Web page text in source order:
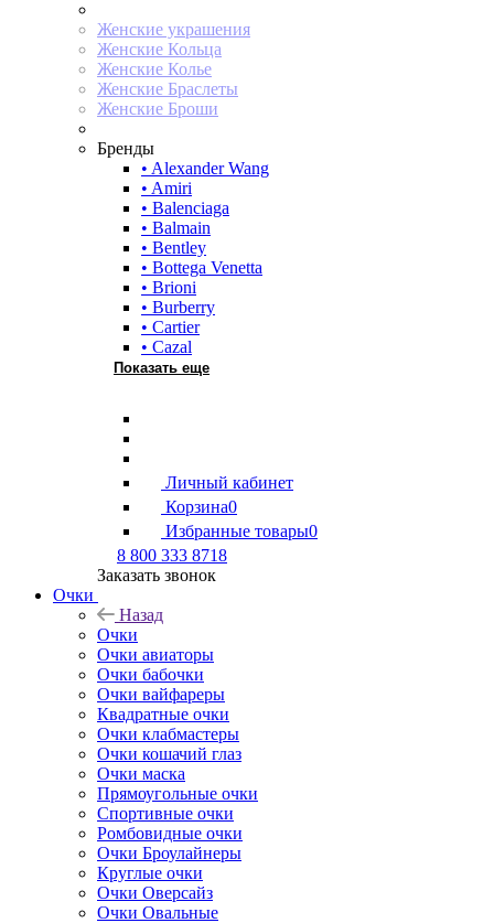
Женские украшения
Женские Кольца
Женские Колье
Женские Браслеты
Женские Броши
Бренды
• Alexander Wang
• Amiri
• Balenciaga
• Balmain
• Bentley
• Bottega Venetta
• Brioni
• Burberry
• Cartier
• Cazal
Показать еще
Личный кабинет
Корзина0
Избранные товары0
8 800 333 8718
Заказать звонок
Очки
Назад
Очки
Очки авиаторы
Очки бабочки
Очки вайфареры
Квадратные очки
Очки клабмастеры
Очки кошачий глаз
Очки маска
Прямоугольные очки
Спортивные очки
Ромбовидные очки
Очки Броулайнеры
Круглые очки
Очки Оверсайз
Очки Овальные